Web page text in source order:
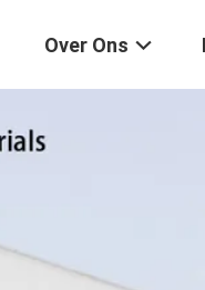
Over Ons